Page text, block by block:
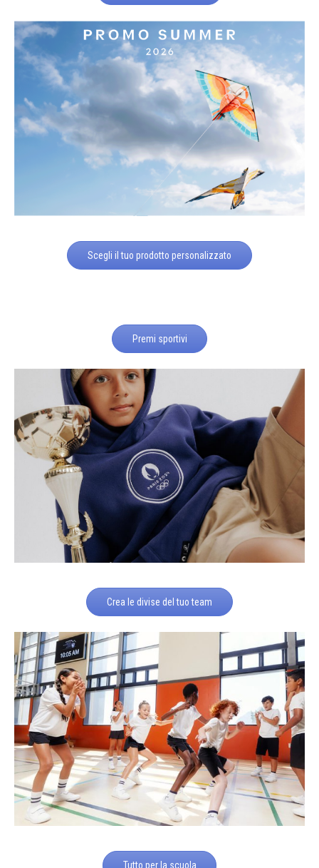
Scegli il tuo prodotto personalizzato
Premi sportivi
Crea le divise del tuo team
Tutto per la scuola